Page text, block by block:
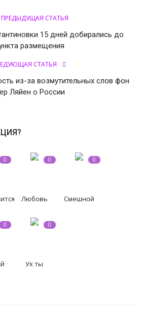
ПРЕДЫДУЩАЯ СТАТЬЯ
15 дней добирались до
размещения
СТАТЬЯ
из-за возмутительных слов фон
Ляйен о России
0 0
Любовь
0
Смешной
0 0
Ух ты